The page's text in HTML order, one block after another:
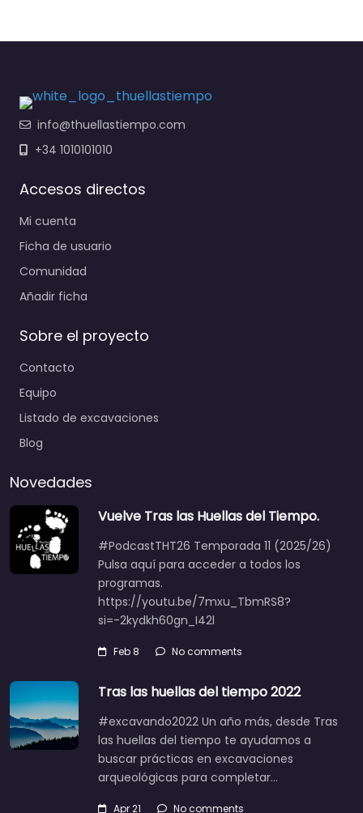
info@thuellastiempo.com
+34 1010101010
Accesos directos
Mi cuenta
Ficha de usuario
Comunidad
Añadir ficha
Sobre el proyecto
Contacto
Equipo
Listado de excavaciones
Blog
Novedades
Vuelve Tras las Huellas del Tiempo.
#PodcastTHT26 Temporada 11 (2025/26)
Pulsa aquí para acceder a todos los
programas.
https://youtu.be/7mxu_TbmRS8?
si=-2kydkh60gn_I42l
Feb 8 No comments
Tras las huellas del tiempo 2022
#excavando2022 Un año más, desde Tras
las huellas del tiempo te ayudamos a
buscar prácticas en excavaciones
arqueológicas para completar…
Apr 21 No comments